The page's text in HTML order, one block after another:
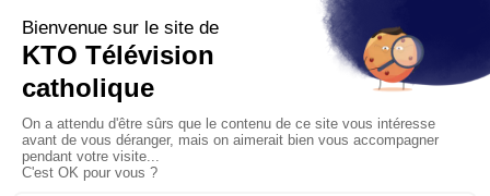
Les reportages d'été 2026 de KTO
La visite pastorale du pape Léon
XIV à Assise à suivre sur KTO le
jeudi 6 août